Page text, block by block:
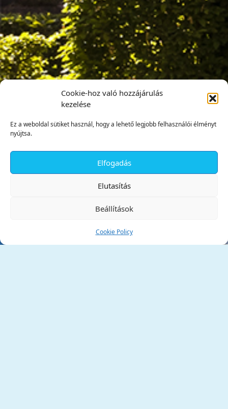
Cookie-hoz való hozzájárulás
kezelése
Ez a weboldal sütiket használ, hogy a lehető legjobb felhasználói élményt
nyújtsa.
Elfogadás
Elutasítás
Beállítások
Cookie Policy
Tata Város Önkormányzata
✕